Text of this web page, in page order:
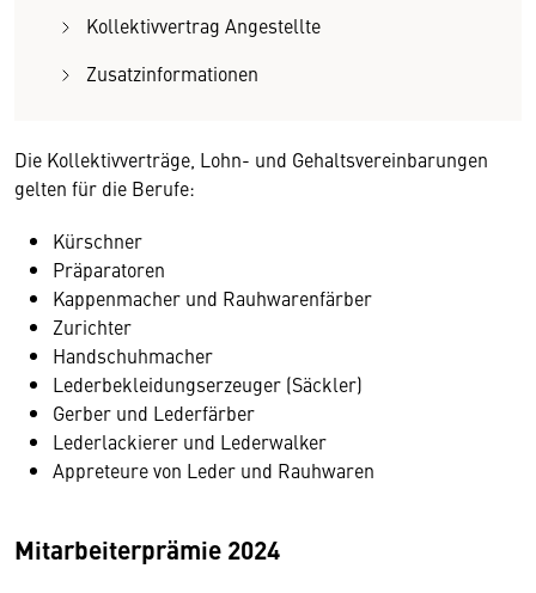
Kollektivvertrag Angestellte
Zusatzinformationen
Die Kollektivverträge, Lohn- und Gehaltsvereinbarungen
gelten für die Berufe:
Kürschner
Präparatoren
Kappenmacher und Rauhwarenfärber
Zurichter
Handschuhmacher
Lederbekleidungserzeuger (Säckler)
Gerber und Lederfärber
Lederlackierer und Lederwalker
Appreteure von Leder und Rauhwaren
Mitarbeiterprämie 2024